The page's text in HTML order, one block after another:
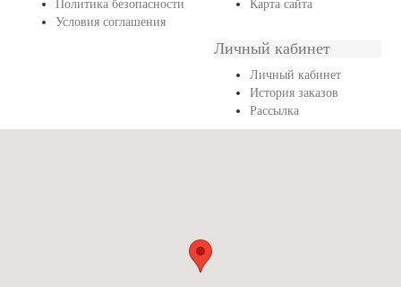
Политика безопасности
Условия соглашения
Карта сайта
Личный кабинет
Личный кабинет
История заказов
Рассылка